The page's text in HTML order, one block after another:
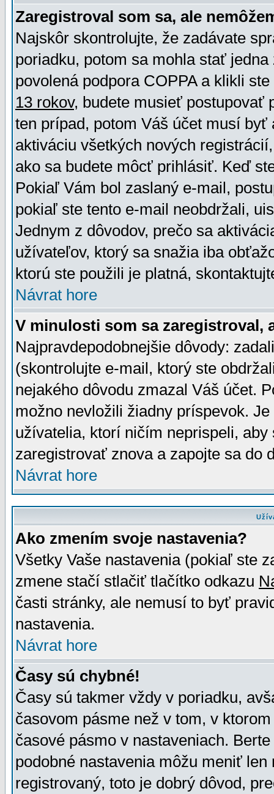
Zaregistroval som sa, ale
Najskôr skontrolujte, že zadávate
poriadku, potom sa mohla stať
povolená podpora COPPA a klikli
13 rokov, budete musieť postupovať
ten prípad, potom Váš účet musí
aktiváciu všetkých nových
ako sa budete môcť prihlásiť. Keď
Pokiaľ Vám bol zaslaný e-mail,
pokiaľ ste tento e-mail neobdržali,
Jednym z dôvodov, prečo sa
užívateľov, ktorý sa snažia iba
ktorú ste použili je platná,
Návrat hore
V minulosti som sa zaregistroval,
Najpravdepodobnejšie dôvody:
(skontrolujte e-mail, ktorý ste
nejakého dôvodu zmazal Váš účet.
možno nevložili žiadny príspevok.
užívatelia, ktorí ničím neprispeli,
zaregistrovať znova a zapojte sa do
Návrat hore
Ako zmením svoje nastavenia?
Všetky Vaše nastavenia (pokiaľ ste
zmene stačí stlačiť tlačítko odkazu
časti stránky, ale nemusí to byť
nastavenia.
Návrat hore
Časy sú chybné!
Časy sú takmer vždy v poriadku,
časovom pásme než v tom, v
časové pásmo v nastaveniach.
podobné nastavenia môžu meniť
registrovaný, toto je dobrý dôvod,